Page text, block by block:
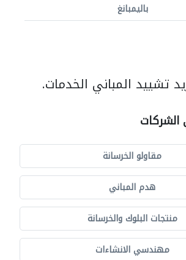
باليمبانغ
تشييد المباني الخدمات.
الشركات
مقاولو الخرسانة
هدم المباني
منتجات البلوك والخرسانة
مهندسي الانشاءات